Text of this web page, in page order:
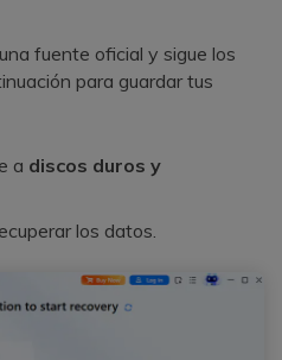
fuente oficial y sigue los
para guardar tus
a discos duros y
los datos.